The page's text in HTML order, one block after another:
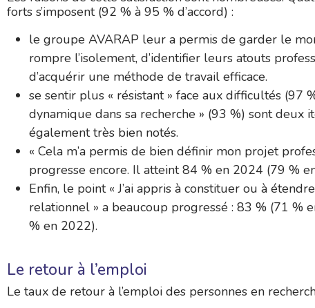
forts s’imposent (92 % à 95 % d’accord) :
le groupe AVARAP leur a permis de garder le
rompre l’isolement, d’identifier leurs atouts
d’acquérir une méthode de travail efficace.
se sentir plus « résistant » face aux difficultés (97
dynamique dans sa recherche » (93 %) sont deux
également très bien notés.
« Cela m’a permis de bien définir mon projet
progresse encore. Il atteint 84 % en 2024 (79 %
Enfin, le point « J’ai appris à constituer ou à
relationnel » a beaucoup progressé : 83 % (71 %
% en 2022).
Le retour à l’emploi
Le taux de retour à l’emploi des personnes en